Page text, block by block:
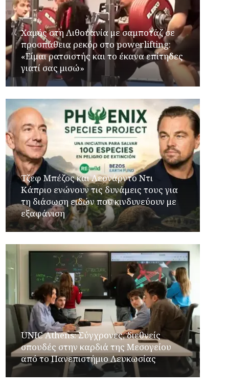
Χαμός στη Λιθουανία με σαμποτάζ σε
προσπάθεια ρεκόρ στο powerlifting:
«Είμαι ρατσιστής και το έκανα επίτηδες
γιατί σας μισώ»
Τζεφ Μπέζος και Λεονάρντο Ντι
Κάπριο ενώνουν τις δυνάμεις τους για
τη διάσωση ειδών που κινδυνεύουν με
εξαφάνιση
UNIC Athens: Σύγχρονες, διεθνείς
σπουδές στην καρδιά της Μεσογείου
από το Πανεπιστήμιο Λευκωσίας